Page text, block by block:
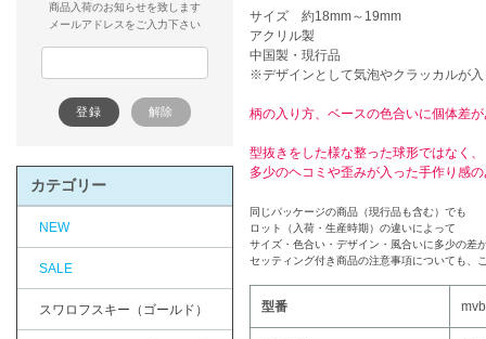
サイズ 約18mm～19mm
アクリル製
中国製・現行品
※デザインとして気泡やクラッカルが
柄の入り方、ベースの色合いに個体差
型抜きをした様な整った球形ではなく、
多少のヘコミや歪みが入った手作り感
同じパッケージの商品（現行品も含む）でも
ロット（入荷・生産時期）の違いによって
サイズ・色合い・デザイン・風合いに多少の差
セッティング付き商品の注意事項についても、
型番
商品入荷のお知らせを致します
メールアドレスをご入力下さい
カテゴリー
NEW
SALE
スワロフスキー（ゴールド）